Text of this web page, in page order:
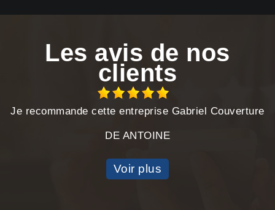
Les avis de nos
clients
Je recommande cette entreprise Gabriel Couverture
DE ANTOINE
Voir plus